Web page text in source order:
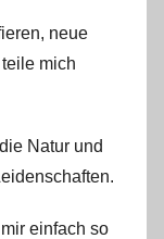
neue
mich
Natur und
einfach so